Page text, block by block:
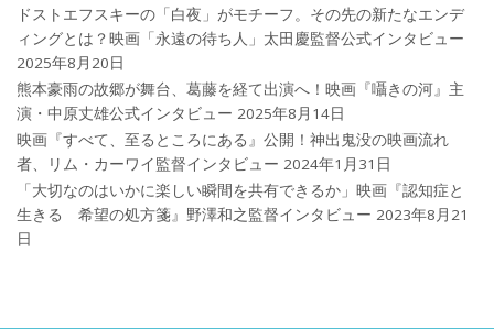
ドストエフスキーの「白夜」がモチーフ。その先の新たなエンデ
ィングとは？映画「永遠の待ち人」太田慶監督公式インタビュー
2025年8月20日
熊本豪雨の故郷が舞台、葛藤を経て出演へ！映画『囁きの河』主
演・中原丈雄公式インタビュー 2025年8月14日
映画『すべて、至るところにある』公開！神出鬼没の映画流れ
者、リム・カーワイ監督インタビュー 2024年1月31日
「大切なのはいかに楽しい瞬間を共有できるか」映画『認知症と
生きる 希望の処方箋』野澤和之監督インタビュー 2023年8月21
日